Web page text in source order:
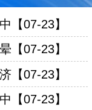
【07-23】
【07-23】
【07-23】
【07-23】